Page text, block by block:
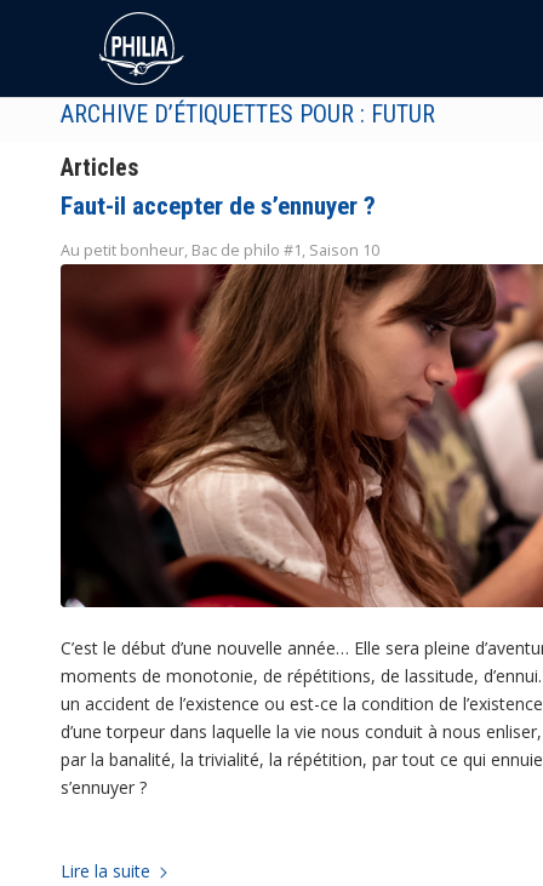
ARCHIVE D’ÉTIQUETTES POUR : FUTUR
Articles
Faut-il accepter de s’ennuyer ?
Au petit bonheur, Bac de philo #1, Saison 10
C’est le début d’une nouvelle année… Elle sera pleine
moments de monotonie, de répétitions, de lassitude,
un accident de l’existence ou est-ce la condition de
d’une torpeur dans laquelle la vie nous conduit à nous
par la banalité, la trivialité, la répétition, par tout ce qui
s’ennuyer ?
Lire la suite